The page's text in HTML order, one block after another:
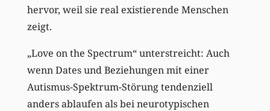
hervor, weil sie real existierende Menschen
zeigt.
„Love on the Spectrum“ unterstreicht: Auch
wenn Dates und Beziehungen mit einer
Autismus-Spektrum-Störung tendenziell
anders ablaufen als bei neurotypischen